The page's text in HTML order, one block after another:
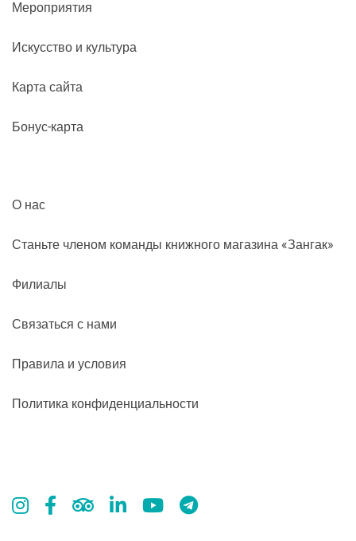
Мероприятия
Искусство и культура
Карта сайта
Бонус-карта
О нас
Станьте членом команды книжного магазина «Зангак»
Филиалы
Связаться с нами
Правила и условия
Политика конфиденциальности